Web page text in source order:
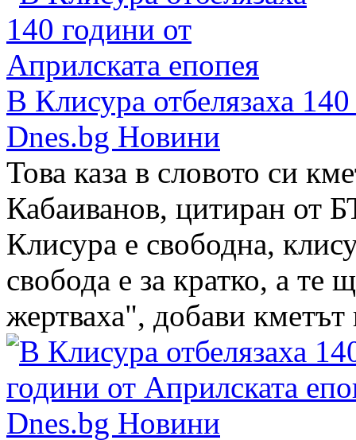
В Клисура отбелязаха
Dnes.bg Новини
Това каза в словото си
Кабаиванов, цитиран от
Клисура е свободна,
свобода е за кратко, а те
жертваха", добави кметът